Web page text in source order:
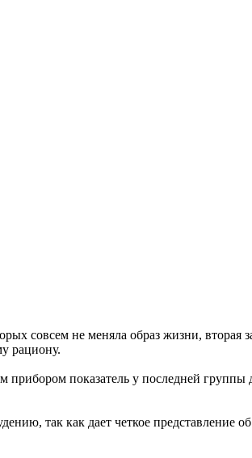
совсем не меняла образ жизни,
рациону.
показатель у последней группы
так как дает четкое представление